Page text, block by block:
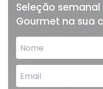
Seleção
Gourmet na sua